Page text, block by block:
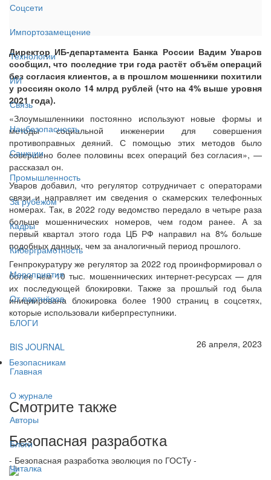
Соцсети
Импортозамещение
Технологии
ИИ
Связь
Нацбезопасность
Санкции
Промышленность
За рубежом
Кадры
Киберграмотность
Мероприятия
От партнёров
БЛОГИ
BIS JOURNAL
Главная
О журнале
Авторы
Блоги
Читалка
Директор ИБ-департамента Банка России Вадим Уваров
сообщил, что последние три года растёт объём операций
без согласия клиентов, а в прошлом мошенники похитили
у россиян около 14 млрд рублей (что на 4% выше уровня
2021 года).
«Злоумышленники постоянно используют новые формы и
методы социальной инженерии для совершения
противоправных деяний. С помощью этих методов было
совершено более половины всех операций без согласия», —
рассказал он.
Уваров добавил, что регулятор сотрудничает с операторами
связи и направляет им сведения о скамерских телефонных
номерах. Так, в 2022 году ведомство передало в четыре раза
больше мошеннических номеров, чем годом ранее. А за
первый квартал этого года ЦБ РФ направил на 8% больше
подобных данных, чем за аналогичный период прошлого.
Генпрокуратуру же регулятор за 2022 год проинформировал о
более чем 10 тыс. мошеннических интернет-ресурсах — для
их последующей блокировки. Также за прошлый год была
инициирована блокировка более 1900 страниц в соцсетях,
которые использовали киберпреступники.
26 апреля, 2023
Безопасникам
Смотрите также
Безопасная разработка
- Безопасная разработка эволюция по ГОСТу -